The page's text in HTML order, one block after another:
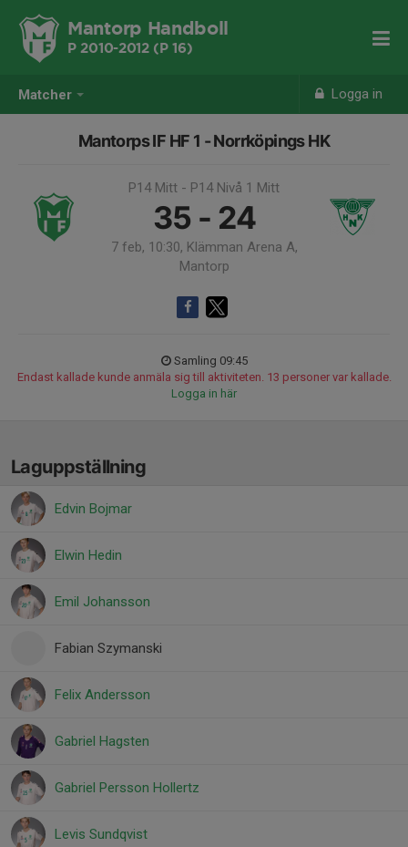
Matcher Logga in
Mantorp Handboll
P 2010-2012 (P 16)
Mantorps IF HF 1 - Norrköpings HK
P14 Mitt - P14 Nivå 1 Mitt
35 - 24
7 feb, 10:30, Klämman Arena A,
Mantorp
Samling 09:45
Endast kallade kunde anmäla sig till aktiviteten. 13 personer var kallade.
Logga in här
Laguppställning
Edvin Bojmar
Elwin Hedin
Emil Johansson
Fabian Szymanski
Felix Andersson
Gabriel Hagsten
Gabriel Persson Hollertz
Levis Sundqvist